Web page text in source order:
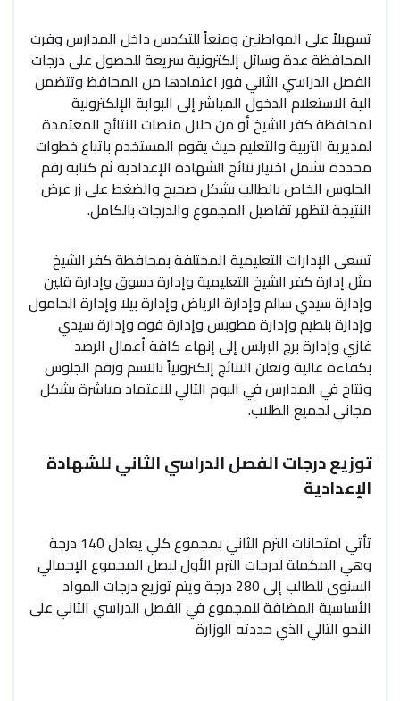
تسهيلاً على المواطنين ومنعاً للتكدس داخل المدارس وفرت
المحافظة عدة وسائل إلكترونية سريعة للحصول على درجات
الفصل الدراسي الثاني فور اعتمادها من المحافظ وتتضمن
آلية الاستعلام الدخول المباشر إلى البوابة الإلكترونية
لمحافظة كفر الشيخ أو من خلال منصات النتائج المعتمدة
لمديرية التربية والتعليم حيث يقوم المستخدم باتباع خطوات
محددة تشمل اختيار نتائج الشهادة الإعدادية ثم كتابة رقم
الجلوس الخاص بالطالب بشكل صحيح والضغط على زر عرض
النتيجة لتظهر تفاصيل المجموع والدرجات بالكامل.
تسعى الإدارات التعليمية المختلفة بمحافظة كفر الشيخ
مثل إدارة كفر الشيخ التعليمية وإدارة دسوق وإدارة قلين
وإدارة سيدي سالم وإدارة الرياض وإدارة بيلا وإدارة الحامول
وإدارة بلطيم وإدارة مطوبس وإدارة فوه وإدارة سيدي
غازي وإدارة برج البرلس إلى إنهاء كافة أعمال الرصد
بكفاءة عالية وتعلن النتائج إلكترونياً بالاسم ورقم الجلوس
وتتاح في المدارس في اليوم التالي للاعتماد مباشرة بشكل
مجاني لجميع الطلاب.
توزيع درجات الفصل الدراسي الثاني للشهادة
الإعدادية
تأتي امتحانات الترم الثاني بمجموع كلي يعادل 140 درجة
وهي المكملة لدرجات الترم الأول ليصل المجموع الإجمالي
السنوي للطالب إلى 280 درجة ويتم توزيع درجات المواد
الأساسية المضافة للمجموع في الفصل الدراسي الثاني على
النحو التالي الذي حددته الوزارة